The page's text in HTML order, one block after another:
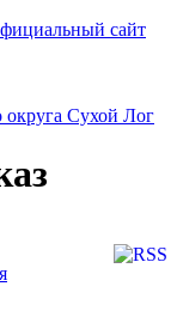
сайт
округа Сухой Лог